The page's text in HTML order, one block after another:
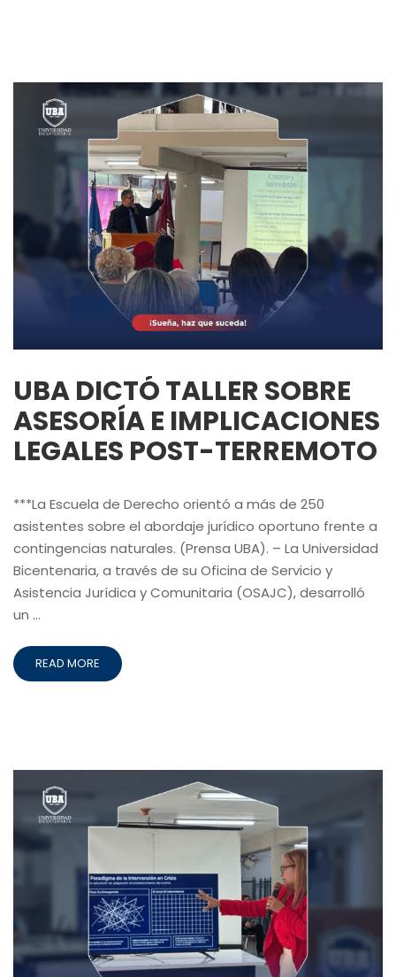
UBA DICTÓ TALLER SOBRE
ASESORÍA E IMPLICACIONES
LEGALES POST-TERREMOTO
***La Escuela de Derecho orientó a más de 250
asistentes sobre el abordaje jurídico oportuno frente a
contingencias naturales. (Prensa UBA). – La Universidad
Bicentenaria, a través de su Oficina de Servicio y
Asistencia Jurídica y Comunitaria (OSAJC), desarrolló
un …
READ MORE